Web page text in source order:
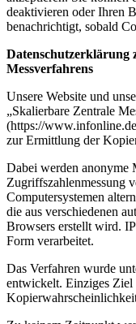
deaktivieren oder Ihren
benachrichtigt, sobald
Datenschutzerklärung
Messverfahrens
Unsere Website und
„Skalierbare Zentrale
(https://
zur Ermittlung der
Dabei werden anonyme
Zugriffszahlenmessung
Computersystemen
die aus verschiedenen
Browsers erstellt wird.
Form verarbeitet.
Das Verfahren wurde
entwickelt. Einziges Ziel